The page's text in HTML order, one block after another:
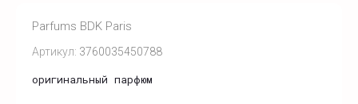
Артикул: 3760035450788
Parfums BDK Paris
оригинальный парфюм